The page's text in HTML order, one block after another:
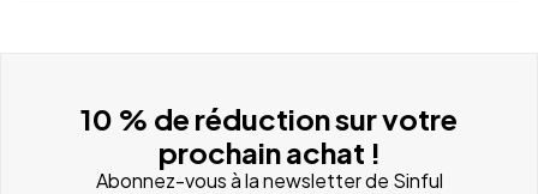
10 % de réduction sur votre
prochain achat !
Abonnez-vous à la newsletter de Sinful